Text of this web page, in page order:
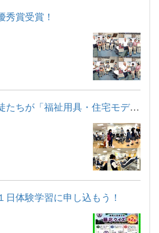
賞受賞！
園芸福祉コースの生徒たちが「福祉用具・住宅モデルルーム見学」...
体験学習に申し込もう！